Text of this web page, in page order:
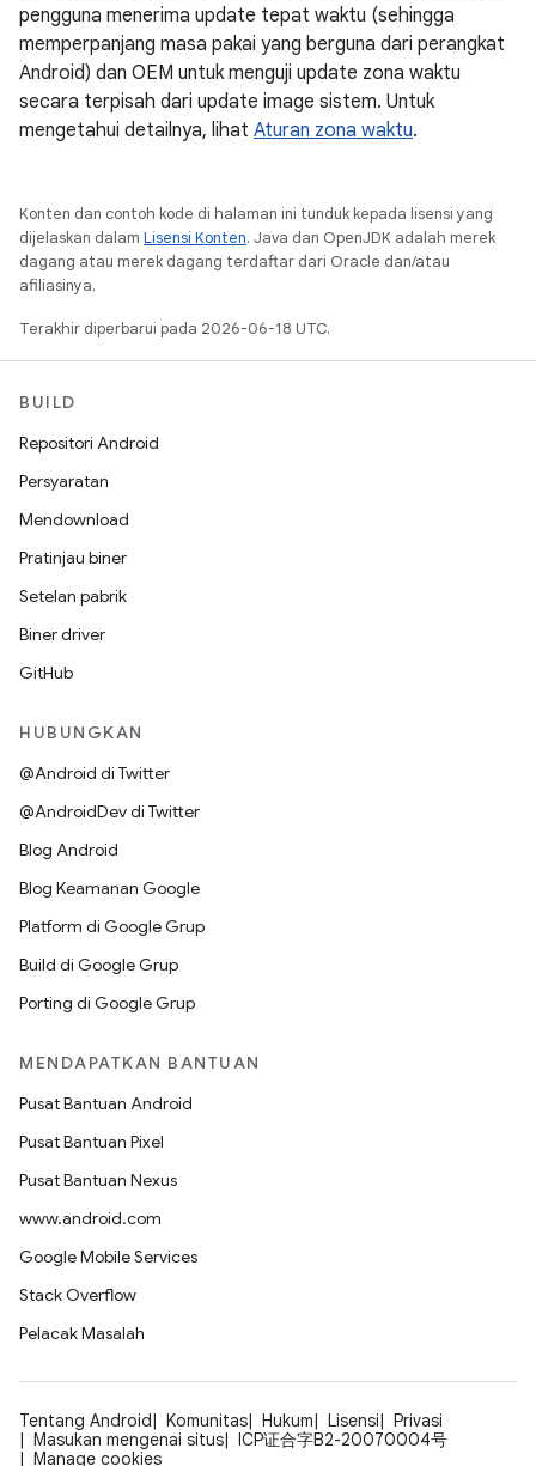
pengguna menerima update tepat waktu (sehingga
memperpanjang masa pakai yang berguna dari perangkat
Android) dan OEM untuk menguji update zona waktu
secara terpisah dari update image sistem. Untuk
mengetahui detailnya, lihat Aturan zona waktu.
Konten dan contoh kode di halaman ini tunduk kepada lisensi yang
dijelaskan dalam Lisensi Konten. Java dan OpenJDK adalah merek
dagang atau merek dagang terdaftar dari Oracle dan/atau
afiliasinya.
Terakhir diperbarui pada 2026-06-18 UTC.
BUILD
Repositori Android
Persyaratan
Mendownload
Pratinjau biner
Setelan pabrik
Biner driver
GitHub
HUBUNGKAN
@Android di Twitter
@AndroidDev di Twitter
Blog Android
Blog Keamanan Google
Platform di Google Grup
Build di Google Grup
Porting di Google Grup
MENDAPATKAN BANTUAN
Pusat Bantuan Android
Pusat Bantuan Pixel
Pusat Bantuan Nexus
www.android.com
Google Mobile Services
Stack Overflow
Pelacak Masalah
Tentang Android Komunitas Hukum Lisensi
Privasi
Masukan mengenai situs
ICP证合字B2-20070004号
Manage cookies